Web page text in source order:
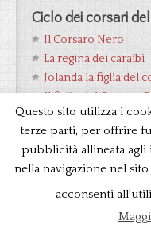
Ciclo dei corsari
Il Corsaro Nero
La regina dei caraibi
Jolanda la figlia del
Il figlio del Corsaro
Gli Ultimi Filibustieri
La crociera della
Questo sito utilizza i
terze parti, per offrire
pubblicità allineata agli
nella navigazione nel
acconsenti